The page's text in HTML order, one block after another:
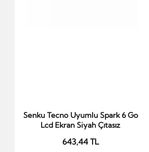
Sepete Ekle
Senku Tecno Uyumlu Spark 6 Go
Lcd Ekran Siyah Çıtasız
643,44 TL